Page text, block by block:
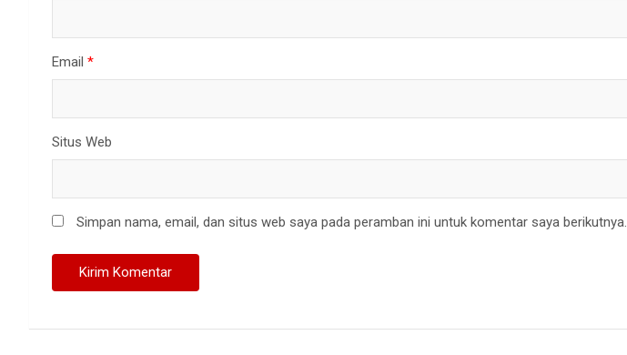
Email *
Situs Web
Simpan nama, email, dan situs web saya pada peramban ini untuk komentar saya berikutnya.